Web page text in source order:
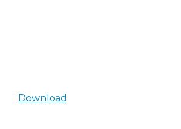
Download